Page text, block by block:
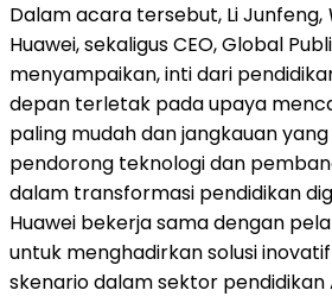
Dalam acara tersebut, Li Junfeng,
Huawei, sekaligus CEO, Global
menyampaikan, inti dari
depan terletak pada upaya
paling mudah dan jangkauan
pendorong teknologi dan
dalam transformasi pendidikan
Huawei bekerja sama dengan
untuk menghadirkan solusi
skenario dalam sektor pendidikan